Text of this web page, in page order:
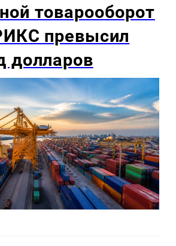
товарооборот
превысил
долларов